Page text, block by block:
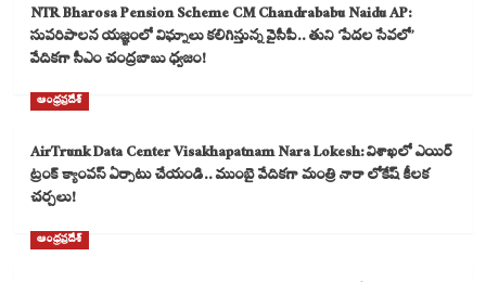
NTR Bharosa Pension Scheme CM Chandrababu Naidu AP:
సుపరిపాలన యజ్ఞంలో విఘ్నాలు కలిగిస్తున్న వైసీపీ.. తుని ‘పేదల సేవలో’
వేదికగా సీఎం చంద్రబాబు ధ్వజం!
ఆంధ్రప్రదేశ్
AirTrunk Data Center Visakhapatnam Nara Lokesh: విశాఖలో ఎయిర్
ట్రంక్ క్యాంపస్ ఏర్పాటు చేయండి.. ముంబై వేదికగా మంత్రి నారా లోకేష్ కీలక
చర్చలు!
ఆంధ్రప్రదేశ్